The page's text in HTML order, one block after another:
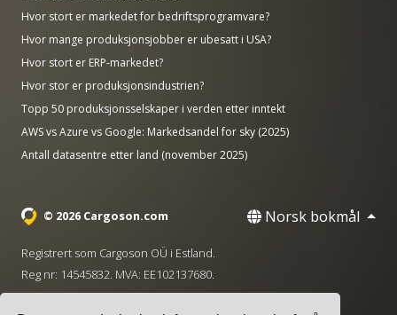
Hvor stort er markedet for bedriftsprogramvare?
Hvor mange produksjonsjobber er ubesatt i USA?
Hvor stort er ERP-markedet?
Hvor stor er produksjonsindustrien?
Topp 50 produksjonsselskaper i verden etter inntekt
AWS vs Azure vs Google: Markedsandel for sky (2025)
Antall datasentre etter land (november 2025)
© 2026 Cargoson.com Norsk bokmål
Registrert som Cargoson OÜ i Estland.
Reg nr: 14545832. MVA: EE102137680.